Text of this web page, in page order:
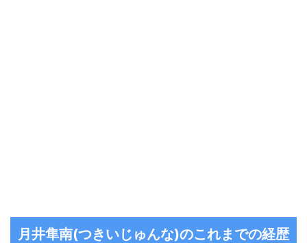
月井隼南(つきいじゅんな)のこれまでの経歴